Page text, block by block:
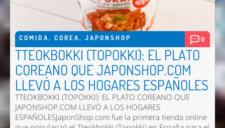
COMIDA, COREA, JAPONSHOP 0
TTEOKBOKKI (TOPOKKI): EL PLATO
COREANO QUE JAPONSHOP.COM
LLEVÓ A LOS HOGARES ESPAÑOLES
TTEOKBOKKI (TOPOKKI): EL PLATO COREANO QUE
JAPONSHOP.COM LLEVÓ A LOS HOGARES
ESPAÑOLESJaponShop.com fue la primera tienda online